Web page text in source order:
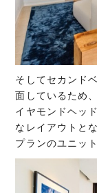
そしてセカンド
面しているため
イヤモンドヘッ
なレイアウトと
プランのユニッ